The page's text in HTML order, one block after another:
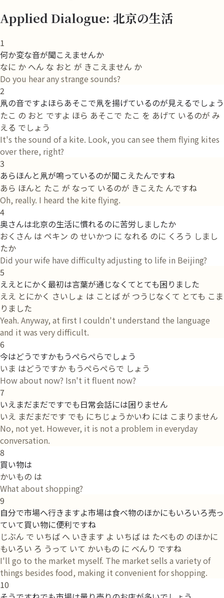
Applied Dialogue: 北京の生活
1
何か変な音が聞こえませんか
なに か へん な おと が きこえません か
Do you hear any strange sounds?
2
凧の音ですよほらあそこで凧を揚げているのが見えるでしょう
たこ の おと ですよ ほら あそこで たこ を あげて いるのが み
える でしょう
It's the sound of a kite. Look, you can see them flying kites
over there, right?
3
あらほんと凧が鳴っているのが聞こえたんですね
あら ほんと たこ が なって いるのが きこえた んですね
Oh, really. I heard the kite flying.
4
奥さんは北京の生活に慣れるのに苦労しましたか
おくさん は ペキン の せいかつ に なれる のに くろう しまし
たか
Did your wife have difficulty adjusting to life in Beijing?
5
ええとにかく最初は言葉が通じなくてとても困りました
ええ とにかく さいしょ は ことば が つうじなくて とても こま
りました
Yeah. Anyway, at first I couldn't understand the language
and it was very difficult.
6
今はどうですかもうぺらぺらでしょう
いま はどうですか もうぺらぺらで しょう
How about now? Isn't it fluent now?
7
いえまだまだですでも日常会話には困りません
いえ まだまだです でも にちじょうかいわ には こまりません
No, not yet. However, it is not a problem in everyday
conversation.
8
買い物は
かいもの は
What about shopping?
9
自分で市場へ行きますよ市場は食べ物のほかにもいろいろ売っ
ていて買い物に便利ですね
じぶん で いちば へ いきます よ いちば は たべもの のほかに
もいろい ろ うって いて かいもの に べんり ですね
I'll go to the market myself. The market sells a variety of
things besides food, making it convenient for shopping.
10